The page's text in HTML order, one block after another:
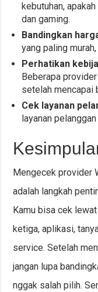
kebutuhan,
dan gaming.
Bandingkan
yang paling
Perhatikan
Beberapa
setelah mencapai
Cek layanan
layanan
Mengecek provider
adalah langkah
Kamu bisa cek
ketiga, aplikasi,
service. Setelah
jangan lupa
nggak salah pilih.